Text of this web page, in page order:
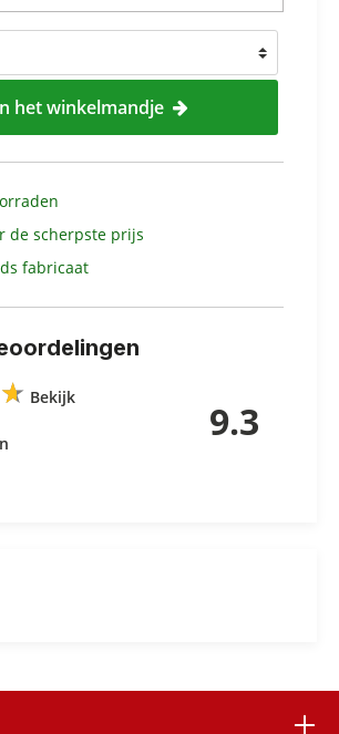
het winkelmandje
de scherpste prijs
fabricaat
★
★ Bekijk
9.3